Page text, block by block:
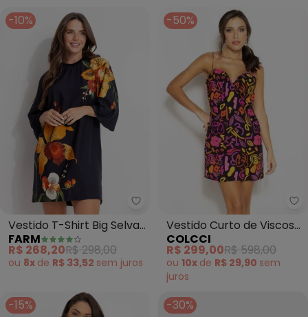
-10%
Farm - Vestido T-Shirt Big
Vestido T-Shirt Big Selva
de Flor (Preto)
FARM
R$ 268,20R$ 298,00
ou 8x de R$ 33,52 sem juros
-50%
Vestido Curto de Viscose
Estampado (Preto)
COLCCI
R$ 299,00R$ 598,00
ou 10x de R$ 29,90 sem
juros
-15% -30%